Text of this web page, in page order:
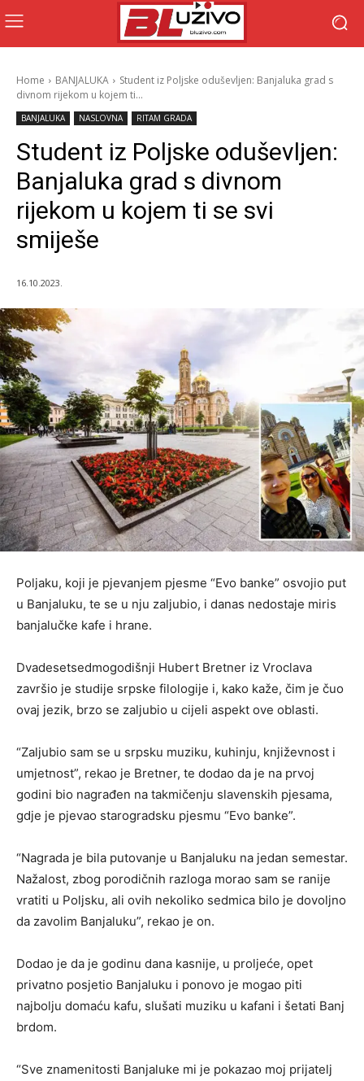
Home BANJALUKA
Student iz Poljske oduševljen: Banjaluka grad s
divnom rijekom u kojem ti...
BANJALUKA NASLOVNA RITAM GRADA
Student iz Poljske oduševljen:
Banjaluka grad s divnom
rijekom u kojem ti se svi
smiješe
16.10.2023.
Poljaku, koji je pjevanjem pjesme “Evo banke” osvojio put
u Banjaluku, te se u nju zaljubio, i danas nedostaje miris
banjalučke kafe i hrane.
Dvadesetsedmogodišnji Hubert Bretner iz Vroclava
završio je studije srpske filologije i, kako kaže, čim je čuo
ovaj jezik, brzo se zaljubio u cijeli aspekt ove oblasti.
“Zaljubio sam se u srpsku muziku, kuhinju, književnost i
umjetnost”, rekao je Bretner, te dodao da je na prvoj
godini bio nagrađen na takmičenju slavenskih pjesama,
gdje je pjevao starogradsku pjesmu “Evo banke”.
“Nagrada je bila putovanje u Banjaluku na jedan semestar.
Nažalost, zbog porodičnih razloga morao sam se ranije
vratiti u Poljsku, ali ovih nekoliko sedmica bilo je dovoljno
da zavolim Banjaluku”, rekao je on.
Dodao je da je godinu dana kasnije, u proljeće, opet
privatno posjetio Banjaluku i ponovo je mogao piti
najbolju domaću kafu, slušati muziku u kafani i šetati Banj
brdom.
“Sve znamenitosti Banjaluke mi je pokazao moj prijatelj